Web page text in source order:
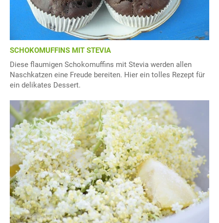
SCHOKOMUFFINS MIT STEVIA
Diese flaumigen Schokomuffins mit Stevia werden allen
Naschkatzen eine Freude bereiten. Hier ein tolles Rezept für
ein delikates Dessert.